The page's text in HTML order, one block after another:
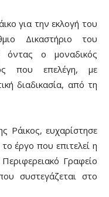
για την εκλογή του
Δικαστήριο του
ο μοναδικός
που επελέγη, με
διαδικασία, από τη
Ράικος, ευχαρίστησε
έργο που επιτελεί η
Γραφείο
συστεγάζεται στο